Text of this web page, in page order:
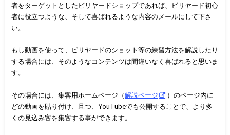
者をターゲットとしたビリヤードショップであれば、ビリヤード初心
者に役立つような、そして喜ばれるような内容のメールにして下さ
い。
もし動画を使って、ビリヤードのショット等の練習方法を解説したり
する場合には、そのようなコンテンツは間違いなく喜ばれると思いま
す。
その場合には、集客用ホームページ（解説ページ
）のページ内に
どの動画を貼り付け、且つ、YouTubeでも公開することで、より多
くの見込み客を集客する事ができます。